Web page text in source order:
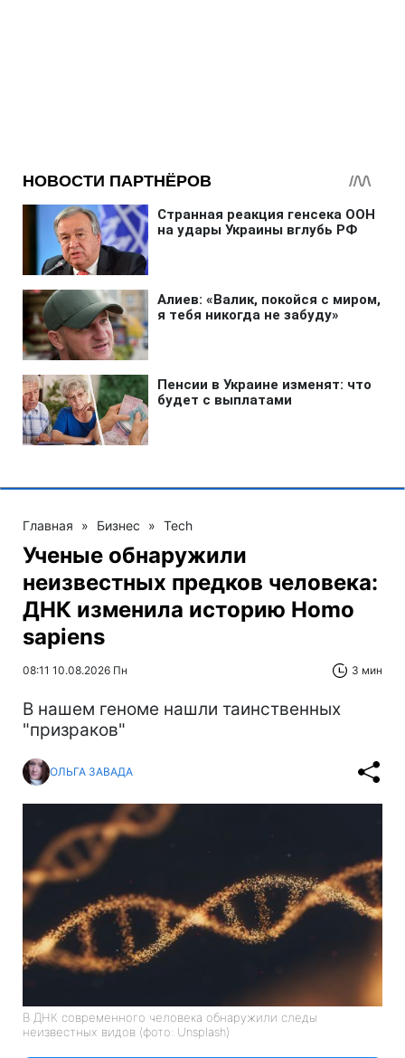
Главная » Бизнес » Tech
Ученые обнаружили
неизвестных предков человека:
ДНК изменила историю Homo
sapiens
08:11 10.08.2026 Пн 3 мин
В нашем геноме нашли таинственных
"призраков"
ОЛЬГА ЗАВАДА
В ДНК современного человека обнаружили следы
неизвестных видов (фото: Unsplash)